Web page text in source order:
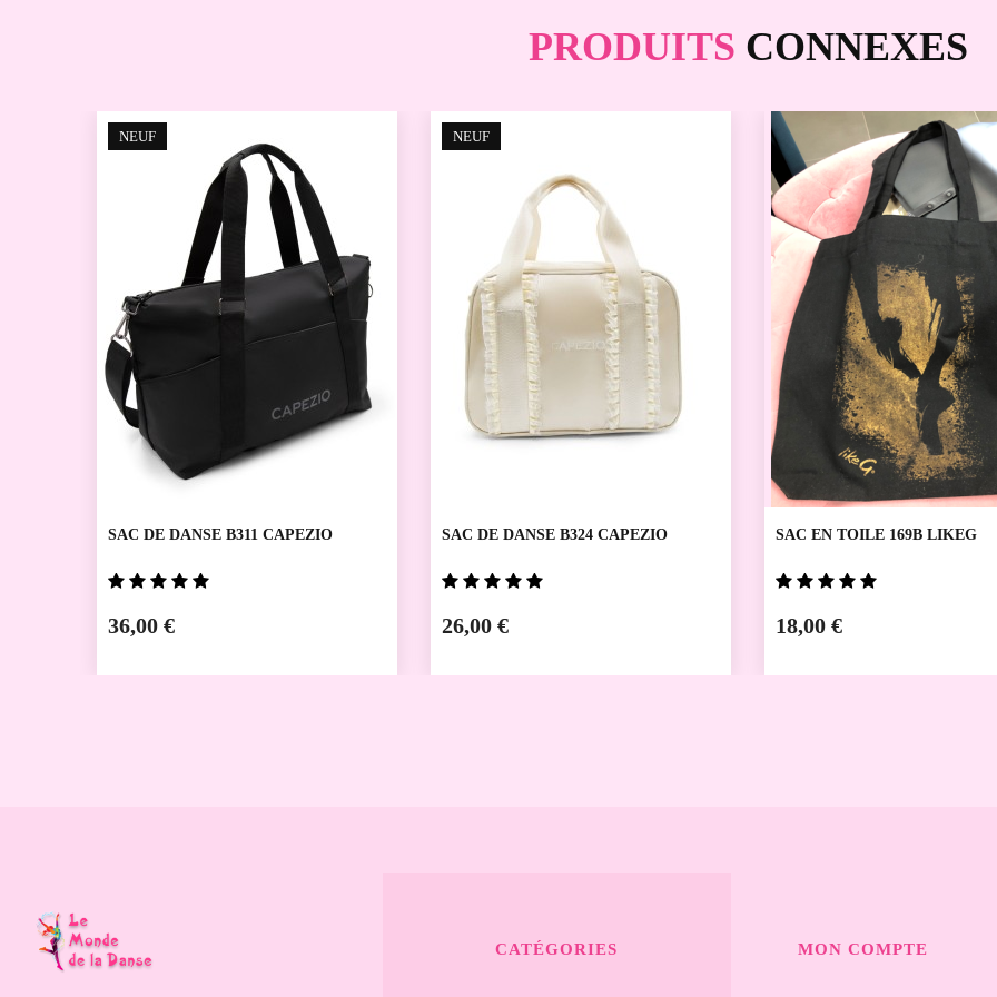
PRODUITS CONNEXES
NEUF
SAC DE DANSE B311 CAPEZIO
36,00 €
NEUF
SAC DE DANSE B324 CAPEZIO
26,00 €
SAC EN TOILE 169B LIKEG
18,00 €
CATÉGORIES MON COMPTE